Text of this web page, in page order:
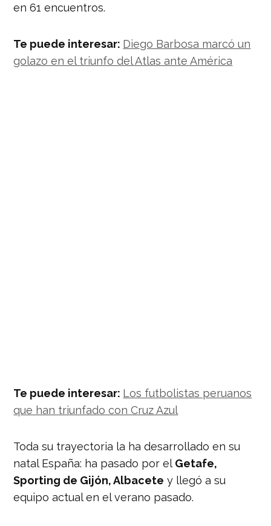
en 61 encuentros.
Te puede interesar: Diego Barbosa marcó un
golazo en el triunfo del Atlas ante América
Te puede interesar: Los futbolistas peruanos
que han triunfado con Cruz Azul
Toda su trayectoria la ha desarrollado en su
natal España: ha pasado por el Getafe,
Sporting de Gijón, Albacete y llegó a su
equipo actual en el verano pasado.